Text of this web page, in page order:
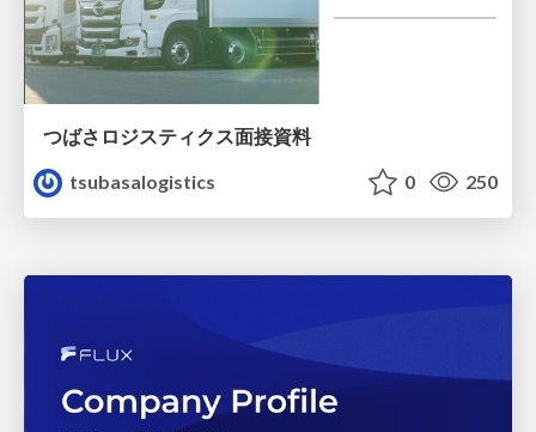
つばさロジスティクス面接資料
tsubasalogistics
0 250